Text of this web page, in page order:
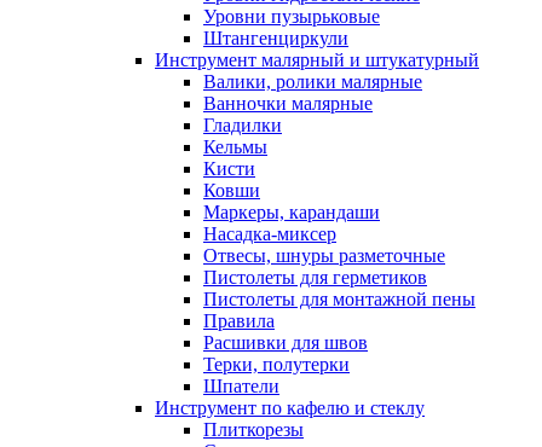
Уровни пузырьковые
Штангенциркули
Инструмент малярный и штукатурный
Валики, ролики малярные
Ванночки малярные
Гладилки
Кельмы
Кисти
Ковши
Маркеры, карандаши
Насадка-миксер
Отвесы, шнуры разметочные
Пистолеты для герметиков
Пистолеты для монтажной пены
Правила
Расшивки для швов
Терки, полутерки
Шпатели
Инструмент по кафелю и стеклу
Плиткорезы